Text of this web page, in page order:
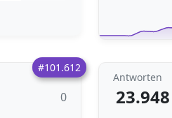
#101.612
0
Antworten
23.948